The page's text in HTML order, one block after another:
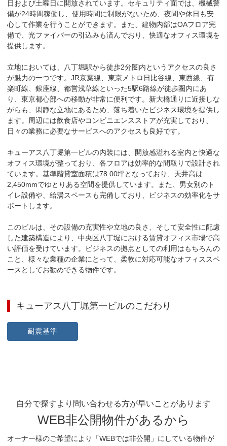
日および土曜日に開放されています。セキュリティ面では、機械警
備が24時間稼働し、使用時間に制限がないため、夜間や休日も安
心して作業を行うことができます。また、建物内部はOAフロア完
備で、光ファイバーの引込みも済んでおり、快適なオフィス環境を
提供します。
立地においては、八丁堀駅から徒歩2分圏内というアクセスの良さ
が魅力の一つです。JR京葉線、東京メトロ日比谷線、東西線、有
楽町線、銀座線、都営浅草線といった5駅6路線が徒歩圏内にあ
り、東京都心部への移動が非常に便利です。新大橋通りに近接しな
がらも、閑静な立地にあるため、落ち着いたビジネス環境を提供し
ます。周辺には飲食店やコンビニエンスストアが充実しており、
日々の業務に必要なサービスへのアクセスも良好です。
キューアス八丁堀第一ビルの内装には、開放感溢れる室内と快適な
オフィス環境が整っており、各フロアは効率的な間取りで設計され
ています。基準階貸室面積は78.00坪となっており、天井高は
2,450mmでゆとりある空間を提供しています。また、男女別のト
イレ設備や、給湯スペースも完備しており、ビジネスの効率化をサ
ポートします。
このビルは、その設備の充実性や立地の良さ、そして安全性に配慮
した建築構造により、中央区八丁堀における賃貸オフィス市場で高
い評価を受けています。ビジネスの拠点としての利用はもちろんの
こと、様々な業種の企業にとって、柔軟に対応可能なオフィススペ
ースとしてお勧めできる物件です。
キューアス八丁堀第一ビルのこだわり
耐震基準
自分で探すより問い合わせる方が早いことがあります
WEB非公開物件があるから
オーナー様のご希望により「WEBでは非公開」にしている物件が